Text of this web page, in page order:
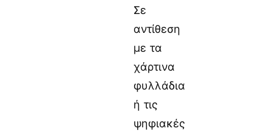
Σε
αντίθεση
με τα
χάρτινα
φυλλάδια
ή τις
ψηφιακές